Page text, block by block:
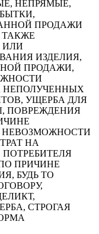
НЕПРЯМЫЕ,
ПРОДАЖИ
ИЛИ
ИЗДЕЛИЯ,
ПРОДАЖИ,
НЕПОЛУЧЕННЫХ
УЩЕРБА ДЛЯ
ПОВРЕЖДЕНИЯ
НА
ПРИЧИНЕ
БУДЬ ТО
СТРОГАЯ